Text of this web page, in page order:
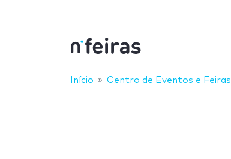
Início Centro de Eventos e Feiras